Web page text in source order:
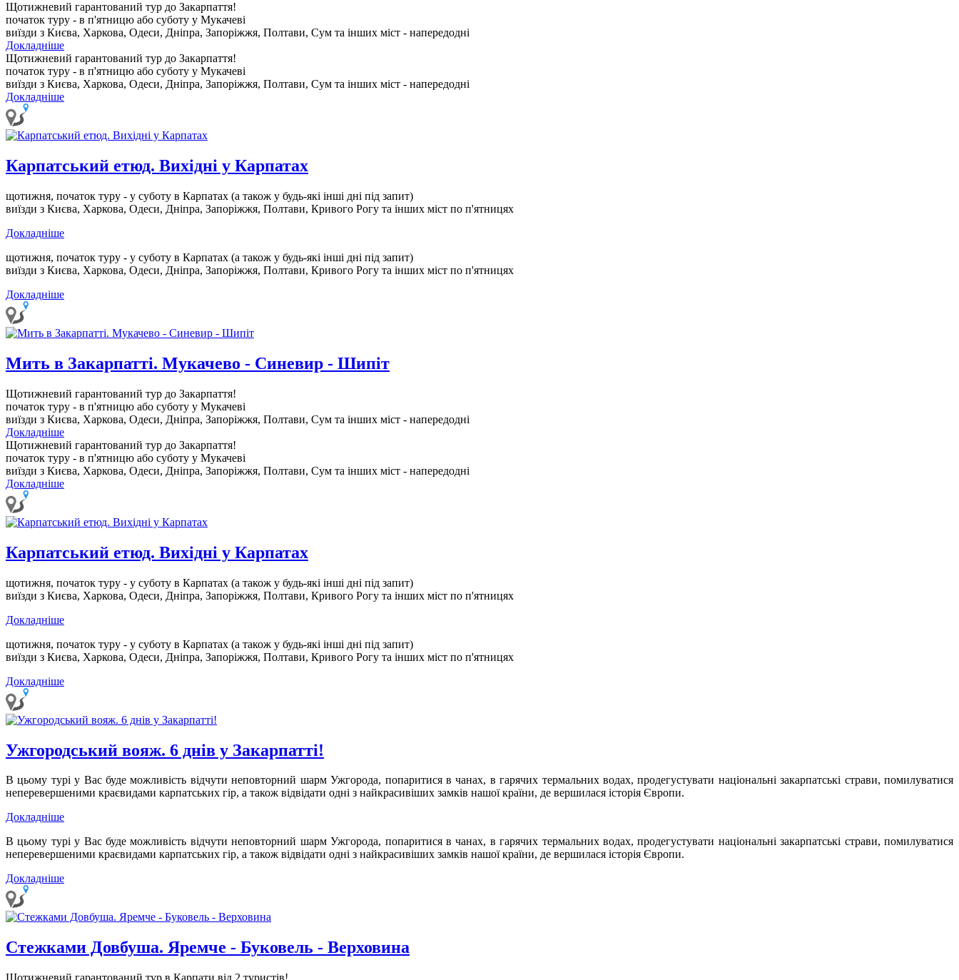
Щотижневий гарантований тур до Закарпаття!
початок туру - в п'ятницю або суботу у Мукачеві
виїзди з Києва, Харкова, Одеси, Дніпра, Запоріжжя, Полтави, Сум та інших міст - напередодні
Докладніше
Щотижневий гарантований тур до Закарпаття!
початок туру - в п'ятницю або суботу у Мукачеві
виїзди з Києва, Харкова, Одеси, Дніпра, Запоріжжя, Полтави, Сум та інших міст - напередодні
Докладніше
Карпатський етюд. Вихідні у Карпатах
щотижня, початок туру - у суботу в Карпатах (а також у будь-які інші дні під запит)
виїзди з Києва, Харкова, Одеси, Дніпра, Запоріжжя, Полтави, Кривого Рогу та інших міст по п'ятницях
Докладніше
щотижня, початок туру - у суботу в Карпатах (а також у будь-які інші дні під запит)
виїзди з Києва, Харкова, Одеси, Дніпра, Запоріжжя, Полтави, Кривого Рогу та інших міст по п'ятницях
Докладніше
Мить в Закарпатті. Мукачево - Синевир - Шипіт
Щотижневий гарантований тур до Закарпаття!
початок туру - в п'ятницю або суботу у Мукачеві
виїзди з Києва, Харкова, Одеси, Дніпра, Запоріжжя, Полтави, Сум та інших міст - напередодні
Докладніше
Щотижневий гарантований тур до Закарпаття!
початок туру - в п'ятницю або суботу у Мукачеві
виїзди з Києва, Харкова, Одеси, Дніпра, Запоріжжя, Полтави, Сум та інших міст - напередодні
Докладніше
Карпатський етюд. Вихідні у Карпатах
щотижня, початок туру - у суботу в Карпатах (а також у будь-які інші дні під запит)
виїзди з Києва, Харкова, Одеси, Дніпра, Запоріжжя, Полтави, Кривого Рогу та інших міст по п'ятницях
Докладніше
щотижня, початок туру - у суботу в Карпатах (а також у будь-які інші дні під запит)
виїзди з Києва, Харкова, Одеси, Дніпра, Запоріжжя, Полтави, Кривого Рогу та інших міст по п'ятницях
Докладніше
Ужгородський вояж. 6 днів у Закарпатті!
В цьому турі у Вас буде можливість відчути неповторний шарм Ужгорода, попаритися в чанах, в гарячих термальних водах, продегустувати національні закарпатські страви, помилуватися
неперевершеними краєвидами карпатських гір, а також відвідати одні з найкрасивіших замків нашої країни, де вершилася історія Європи.
Докладніше
В цьому турі у Вас буде можливість відчути неповторний шарм Ужгорода, попаритися в чанах, в гарячих термальних водах, продегустувати національні закарпатські страви, помилуватися
неперевершеними краєвидами карпатських гір, а також відвідати одні з найкрасивіших замків нашої країни, де вершилася історія Європи.
Докладніше
Стежками Довбуша. Яремче - Буковель - Верховина